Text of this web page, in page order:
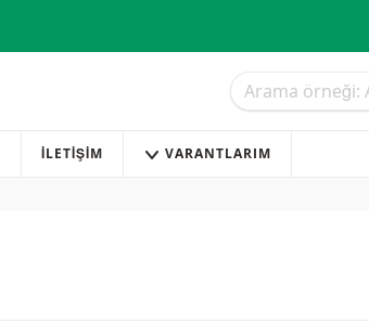
Arama
Arama
İLETIŞIM VARANTLARIM